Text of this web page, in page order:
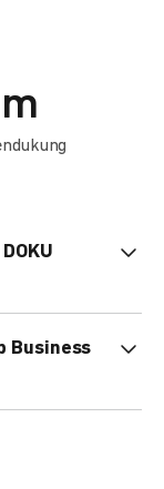
nomor
atau dari
juga
Business